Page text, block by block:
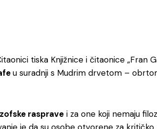
tiska Knjižnice i čitaonice „Fran
u suradnji s Mudrim drvetom –
rasprave i za one koji nemaju